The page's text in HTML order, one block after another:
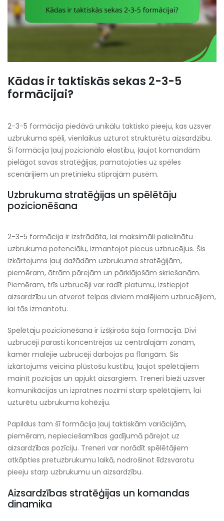
Kādas ir taktiskās sekas 2-3-5
formācijai?
2-3-5 formācija piedāvā unikālu taktisko pieeju, kas uzsver
uzbrukuma spēli, vienlaikus uzturot strukturētu aizsardzību.
Šī formācija ļauj pozicionālo elastību, ļaujot komandām
pielāgot savas stratēģijas, pamatojoties uz spēles
scenārijiem un pretinieku stiprajām pusēm.
Uzbrukuma stratēģijas un spēlētāju
pozicionēšana
2-3-5 formācija ir izstrādāta, lai maksimāli palielinātu
uzbrukuma potenciālu, izmantojot piecus uzbrucējus. Šis
izkārtojums ļauj dažādām uzbrukuma stratēģijām,
piemēram, ātrām pārejām un pārklājošām skriešanām.
Piemēram, trīs uzbrucēji var radīt platumu, izstiepjot
aizsardzību un atverot telpas diviem malējiem uzbrucējiem,
lai tās izmantotu.
Spēlētāju pozicionēšana ir izšķiroša šajā formācijā. Divi
uzbrucēji parasti koncentrējas uz centrālajām zonām,
kamēr malējie uzbrucēji darbojas pa flangām. Šis
izkārtojums veicina plūstošu kustību, ļaujot spēlētājiem
mainīt pozīcijas un apjukt aizsargiem. Treneri bieži uzsver
komunikācijas un izpratnes nozīmi starp spēlētājiem, lai
uzturētu uzbrukuma kohēziju.
Papildus tam šī formācija ļauj taktiskām variācijām,
piemēram, nepieciešamības gadījumā pārejot uz
aizsardzības pozīciju. Treneri var norādīt spēlētājiem
atkāpties pretuzbrukumu laikā, nodrošinot līdzsvarotu
pieeju starp uzbrukumu un aizsardzību.
Aizsardzības stratēģijas un komandas
dinamika